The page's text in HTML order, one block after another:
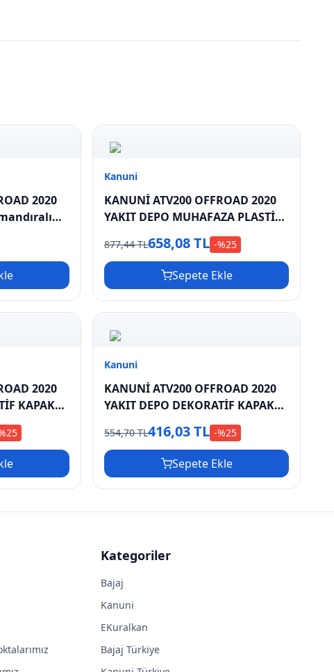
2020
Kanuni
KANUNİ ATV200 OFFROAD 2020
YAKIT DEPO MUHAFAZA PLASTİĞİ
877,44 TL658,08 TL -%25
Sepete Ekle
2020
KAPAK
25
Kanuni
KANUNİ ATV200 OFFROAD 2020
YAKIT DEPO DEKORATİF KAPAK
554,70 TL416,03 TL -%25
Sepete Ekle
Kategoriler
Bajaj
Kanuni
EKuralkan
Bajaj Türkiye